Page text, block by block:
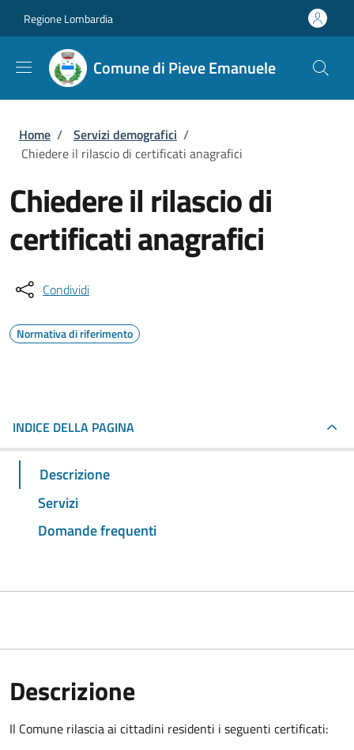
Regione Lombardia
Comune di Pieve Emanuele
Briciole di pane
Home / Servizi demografici /
Chiedere il rilascio di certificati anagrafici
Chiedere il rilascio di
certificati anagrafici
Condividi
Normativa di riferimento
INDICE DELLA PAGINA
Descrizione
Servizi
Domande frequenti
Descrizione
Il Comune rilascia ai cittadini residenti i seguenti certificati: